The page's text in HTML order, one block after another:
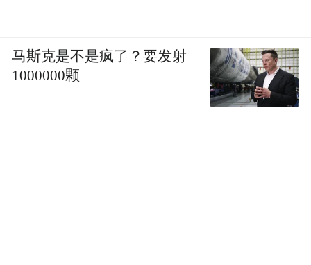
马斯克是不是疯了？要发射
1000000颗